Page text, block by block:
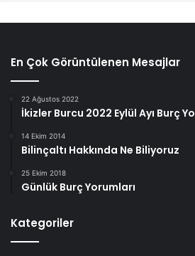
En Çok Görüntülenen Mesajlar
22 Ağustos 2022
İkizler Burcu 2022 Eylül Ayı Burç
14 Ekim 2014
Bilinçaltı Hakkında Ne Biliyoruz
25 Ekim 2018
Günlük Burç Yorumları
Kategoriler